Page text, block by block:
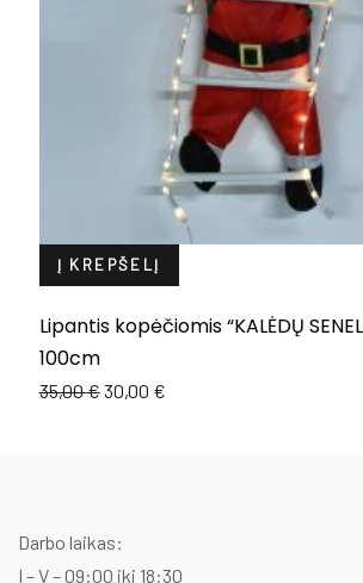
Į KREPŠELĮ
Lipantis kopėčiomis “KALĖDŲ
100cm
35,00€
Original 30,00 €
Current
Darbo laikas:
I – V – 09:00 iki 18:30